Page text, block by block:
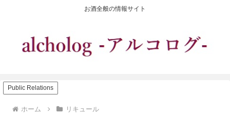
お酒全般の情報サイト
Public Relations
ホーム リキュール